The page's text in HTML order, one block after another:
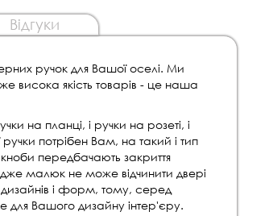
Відгуки
ручок для Вашої оселі. Ми
висока якість товарів - це наша
на планці, і ручки на розеті, і
потрібен Вам, на такий і тип
передбачають закриття
малюк не може відчинити двері
і форм, тому, серед
Вашого дизайну інтер'єру.